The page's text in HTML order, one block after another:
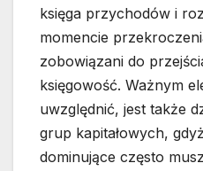
księga przychodów i
momencie
zobowiązani do
księgowość. Ważnym
uwzględnić, jest także
grup kapitałowych,
dominujące często